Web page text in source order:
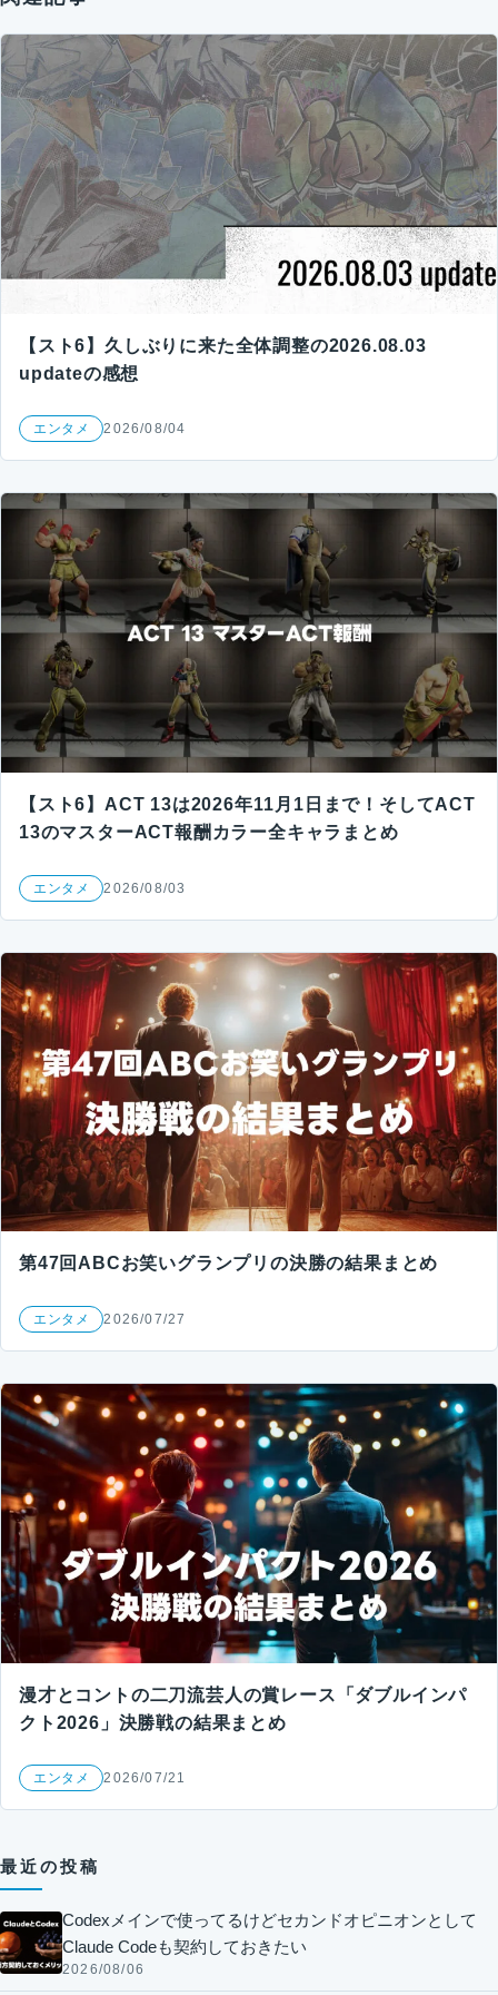
【スト6】久しぶりに来た全体調整の2026.08.03
updateの感想
エンタメ 2026/08/04
【スト6】ACT 13は2026年11月1日まで！そしてACT
13のマスターACT報酬カラー全キャラまとめ
エンタメ 2026/08/03
第47回ABCお笑いグランプリの決勝の結果まとめ
エンタメ 2026/07/27
漫才とコントの二刀流芸人の賞レース「ダブルインパ
クト2026」決勝戦の結果まとめ
エンタメ 2026/07/21
最近の投稿
Codexメインで使ってるけどセカンドオピニオンとして
Claude Codeも契約しておきたい
2026/08/06